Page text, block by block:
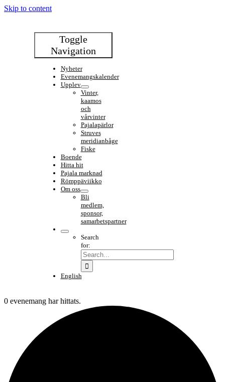
Skip to content
Toggle
Navigation
Nyheter
Evenemangskalender
Upplev
Vinter,
kaamos
och
vårvinter
Pajalapärlor
Struves
meridianbåge
Fiske
Boende
Hitta hit
Pajala marknad
Römppäviikko
Om oss
Bli
medlem,
sponsor,
samarbetspartner
Search
for:
English
0 evenemang har hittats.